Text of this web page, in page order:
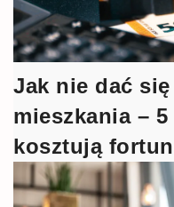
Jak nie dać
mieszkania –
kosztują